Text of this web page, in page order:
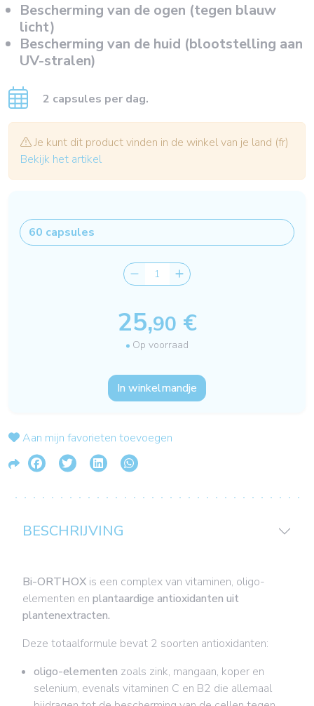
Bescherming van de ogen (tegen blauw
licht)
Bescherming van de huid (blootstelling aan
UV-stralen)
2 capsules per dag.
Je kunt dit product vinden in de winkel van je land (fr)
Bekijk het artikel
25,90 €
Op voorraad
In winkelmandje
Aan mijn favorieten toevoegen
BESCHRIJVING
Bi-ORTHOX is een complex van vitaminen, oligo-
elementen en plantaardige antioxidanten uit
plantenextracten.
Deze totaalformule bevat 2 soorten antioxidanten:
oligo-elementen zoals zink, mangaan, koper en
selenium, evenals vitaminen C en B2 die allemaal